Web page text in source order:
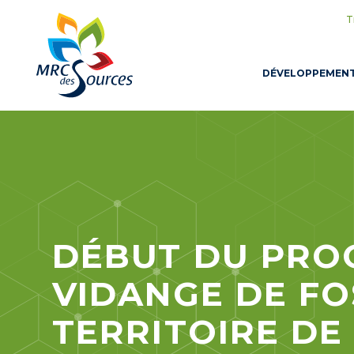
DÉBUT DU
VIDANGE DE
TERRITOIRE